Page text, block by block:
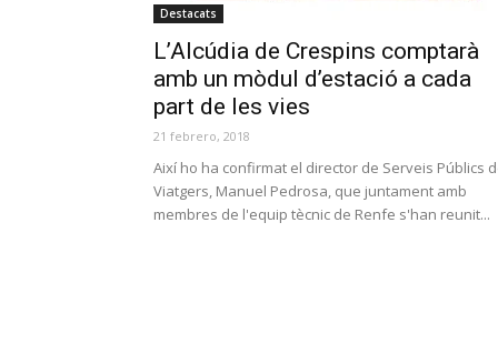
Destacats
L’Alcúdia de Crespins comptarà
amb un mòdul d’estació a cada
part de les vies
21 febrero, 2018
Així ho ha confirmat el director de Serveis Públics
Viatgers, Manuel Pedrosa, que juntament amb
membres de l'equip tècnic de Renfe s'han reunit...